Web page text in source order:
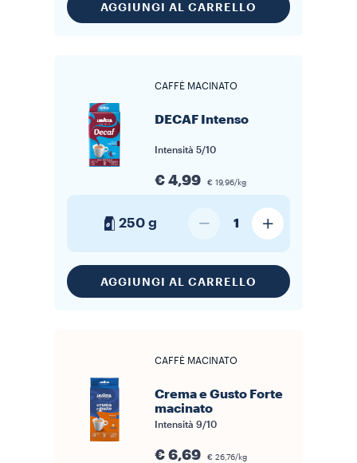
AGGIUNGI AL CARRELLO
CAFFÈ MACINATO
DECAF Intenso
Intensità 5/10
€ 4,99 € 19,96/kg
250 g 1
AGGIUNGI AL CARRELLO
CAFFÈ MACINATO
Crema e Gusto Forte
macinato
Intensità 9/10
€ 6,69 € 26,76/kg